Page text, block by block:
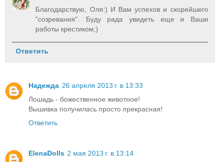
Благодарствую, Оля:) И Вам успехов и скорейшего
"созревания". Буду рада увидеть еще и Ваши
работы крестиком;)
Ответить
Надежда 26 апреля 2013 г. в 13:33
Лошадь - божественное животное!
Вышивка получилась просто прекрасная!
Ответить
ElenaDolls 2 мая 2013 г. в 13:14